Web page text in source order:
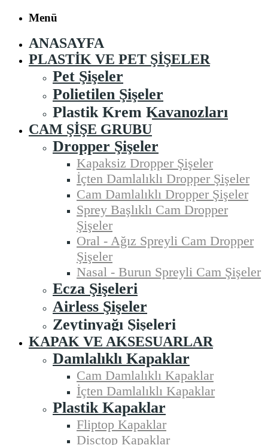
Menü
ANASAYFA
PLASTIK VE PET ŞIŞELER
Pet Şişeler
Polietilen Şişeler
Plastik Krem Kavanozları
CAM ŞIŞE GRUBU
Dropper Şişeler
Kapaksiz Dropper Şişeler
İçten Damlalıklı Dropper Şişeler
Cam Damlalıklı Dropper Şişeler
Sprey Başlıklı Cam Dropper
Şişeler
Oral - Ağız Spreyli Cam Dropper
Şişeler
Nasal - Burun Spreyli Cam Şişeler
Ecza Şişeleri
Airless Şişeler
Zeytinyağı Şişeleri
KAPAK VE AKSESUARLAR
Damlalıklı Kapaklar
Cam Damlalıklı Kapaklar
İçten Damlalıklı Kapaklar
Plastik Kapaklar
Fliptop Kapaklar
Disctop Kapaklar